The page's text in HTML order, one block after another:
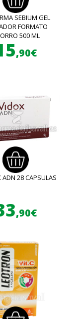
SEBIUM GEL
FORMATO
500 ML
,90€
ADN 28 CAPSULAS
,90€